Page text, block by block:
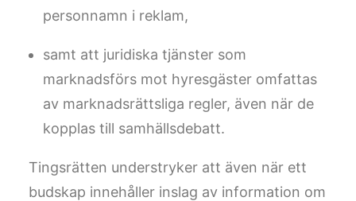
personnamn i reklam,
samt att juridiska tjänster som
marknadsförs mot hyresgäster omfattas
av marknadsrättsliga regler, även när de
kopplas till samhällsdebatt.
Tingsrätten understryker att även när ett
budskap innehåller inslag av information om